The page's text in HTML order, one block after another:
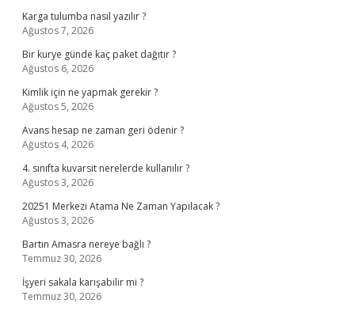
Karga tulumba nasıl yazılır ?
Ağustos 7, 2026
Bir kurye günde kaç paket dağıtır ?
Ağustos 6, 2026
Kimlik için ne yapmak gerekir ?
Ağustos 5, 2026
Avans hesap ne zaman geri ödenir ?
Ağustos 4, 2026
4. sınıfta kuvarsit nerelerde kullanılır ?
Ağustos 3, 2026
20251 Merkezi Atama Ne Zaman Yapılacak ?
Ağustos 3, 2026
Bartın Amasra nereye bağlı ?
Temmuz 30, 2026
İşyeri sakala karışabilir mi ?
Temmuz 30, 2026